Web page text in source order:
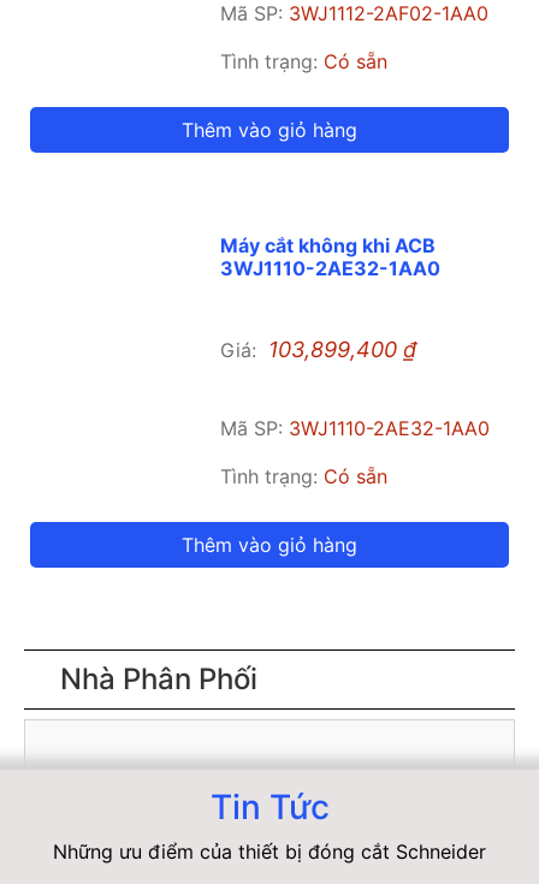
Mã SP: 3WJ1112-2AF02-1AA0
Tình trạng: Có sẵn
Thêm vào giỏ hàng
Máy cắt không khi ACB
3WJ1110-2AE32-1AA0
Giá: 103,899,400₫
Mã SP: 3WJ1110-2AE32-1AA0
Tình trạng: Có sẵn
Thêm vào giỏ hàng
Nhà Phân Phối
Tin Tức
Những ưu điểm của thiết bị đóng cắt Schneider